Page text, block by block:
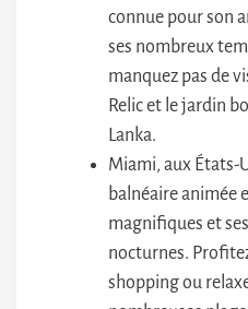
connue pour son
ses nombreux
manquez pas de
Relic et le jardin
Lanka.
Miami, aux États-
balnéaire animée
magnifiques et
nocturnes.
shopping ou